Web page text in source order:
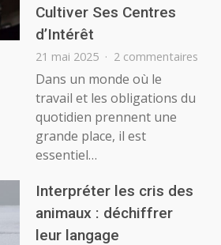
Cultiver Ses Centres
d’Intérêt
21 mai 2025 2 commentaires
Dans un monde où le
travail et les obligations du
quotidien prennent une
grande place, il est
essentiel…
Interpréter les cris des
animaux : déchiffrer
leur langage